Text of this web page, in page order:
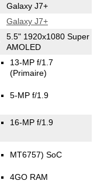
Galaxy J7+
Galaxy J7+
5.5" 1920x1080 Super
AMOLED
13-MP f/1.7
(Primaire)
5-MP f/1.9
16-MP f/1.9
MT6757) SoC
4GO RAM